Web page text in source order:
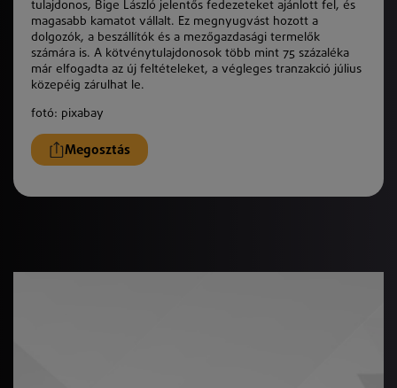
tulajdonos, Bige László jelentős fedezeteket ajánlott fel, és
magasabb kamatot vállalt. Ez megnyugvást hozott a
dolgozók, a beszállítók és a mezőgazdasági termelők
számára is. A kötvénytulajdonosok több mint 75 százaléka
már elfogadta az új feltételeket, a végleges tranzakció július
közepéig zárulhat le.
fotó: pixabay
Megosztás